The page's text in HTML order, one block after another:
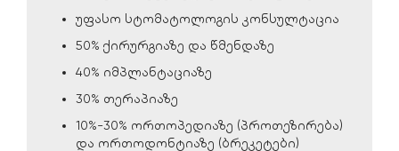
უფასო სტომატოლოგის კონსულტაცია
50% ქირურგიაზე და წმენდაზე
40% იმპლანტაციაზე
30% თერაპიაზე
10%-30% ორთოპედიაზე (პროთეზირება)
და ორთოდონტიაზე (ბრეკეტები)